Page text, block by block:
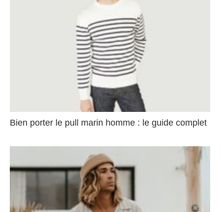
Bien porter le pull marin homme : le guide complet